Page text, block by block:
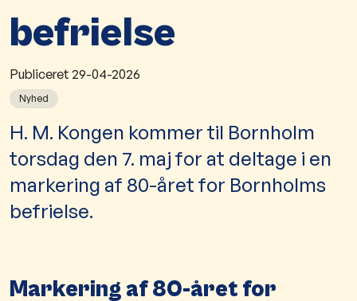
befrielse
Publiceret 29-04-2026
Nyhed
H. M. Kongen kommer til Bornholm
torsdag den 7. maj for at deltage i en
markering af 80-året for Bornholms
befrielse.
Markering af 80-året for